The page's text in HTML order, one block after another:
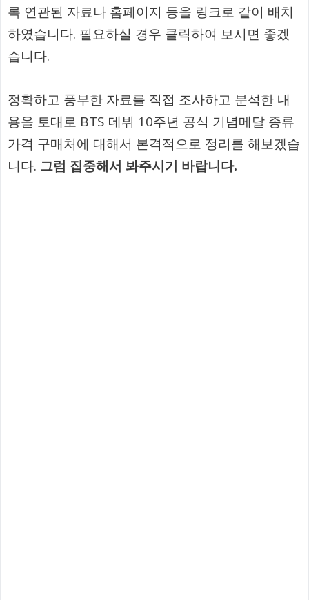
록 연관된 자료나 홈페이지 등을 링크로 같이 배치
하였습니다. 필요하실 경우 클릭하여 보시면 좋겠
습니다.
정확하고 풍부한 자료를 직접 조사하고 분석한 내
용을 토대로 BTS 데뷔 10주년 공식 기념메달 종류
가격 구매처에 대해서 본격적으로 정리를 해보겠습
니다. 그럼 집중해서 봐주시기 바랍니다.